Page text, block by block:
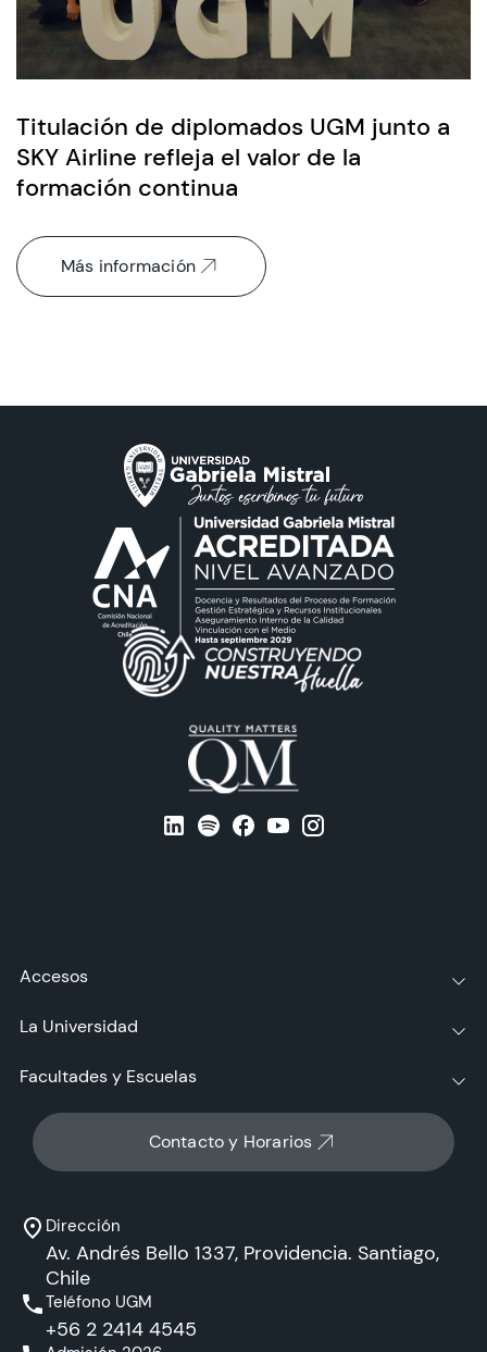
Titulación de diplomados UGM junto a
SKY Airline refleja el valor de la
formación continua
Más información
Contacto y Horarios
Dirección
Av. Andrés Bello 1337, Providencia. Santiago,
Chile
Teléfono UGM
+56 2 2414 4545
Accesos
La Universidad
Facultades y Escuelas